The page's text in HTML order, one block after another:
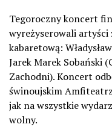
Tegoroczny koncert
wyreżyserowali artyści
kabaretową:
Jarek Marek Sobański
Zachodni). Koncert
świnoujskim
jak na wszystkie
wolny.